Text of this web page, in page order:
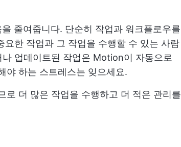
줄여줍니다. 단순히 작업과 워크플로우를
한 작업과 그 작업을 수행할 수 있는 사람
업데이트된 작업은 Motion이 자동으로
야 하는 스트레스는 잊으세요.
로 더 많은 작업을 수행하고 더 적은 관리를